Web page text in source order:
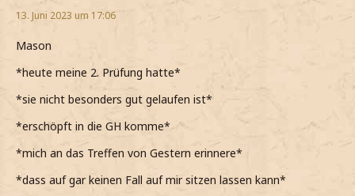
13. Juni 2023 um 17:06
Mason
*heute meine 2. Prüfung hatte*
*sie nicht besonders gut gelaufen ist*
*erschöpft in die GH komme*
*mich an das Treffen von Gestern erinnere*
*dass auf gar keinen Fall auf mir sitzen lassen kann*